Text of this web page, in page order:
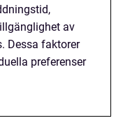
av
Dessa faktorer
preferenser